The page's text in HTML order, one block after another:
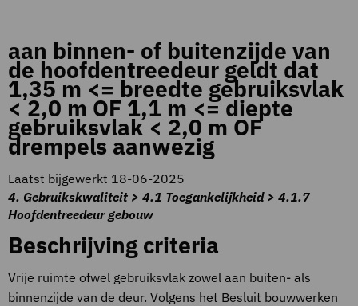
aan binnen- of buitenzijde van
de hoofdentreedeur geldt dat
1,35 m <= breedte gebruiksvlak
< 2,0 m OF 1,1 m <= diepte
gebruiksvlak < 2,0 m OF
drempels aanwezig
Laatst bijgewerkt 18-06-2025
4. Gebruikskwaliteit > 4.1 Toegankelijkheid > 4.1.7
Hoofdentreedeur gebouw
Beschrijving criteria
Vrije ruimte ofwel gebruiksvlak zowel aan buiten- als
binnenzijde van de deur. Volgens het Besluit bouwwerken